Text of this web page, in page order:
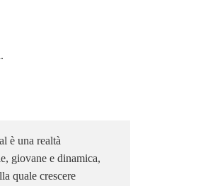
è una realtà
giovane e dinamica,
quale crescere